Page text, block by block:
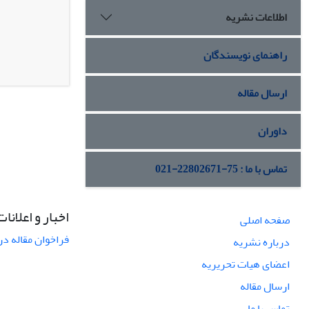
اطلاعات نشریه
راهنمای نویسندگان
ارسال مقاله
داوران
تماس با ما : 75-22802671-021
صفحه اصلی
درباره نشریه
اعضای هیات تحریریه
ارسال مقاله
اخبار و
فراخوان مقاله